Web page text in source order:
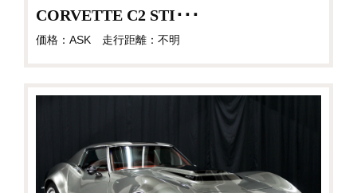
CORVETTE C2 STI･･･
価格：ASK 走行距離：不明